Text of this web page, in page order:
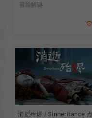
冒险解谜
消逝殆烬 / Sinheritance 点